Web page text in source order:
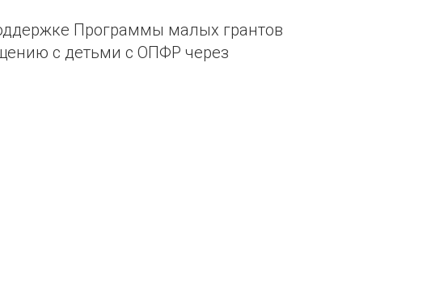
Программы малых грантов
с детьми с ОПФР через